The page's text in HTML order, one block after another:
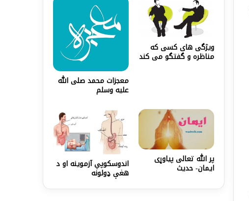
ویژگی‌ های کسی که
مناظره و گفتگو می‌ کند
معجزات محمد صلی الله
علیه وسلم
پر الله تعالی پیاوړی
ایمان- حدیث اندوسکوپي آزموینه او د
هغې ډولونه